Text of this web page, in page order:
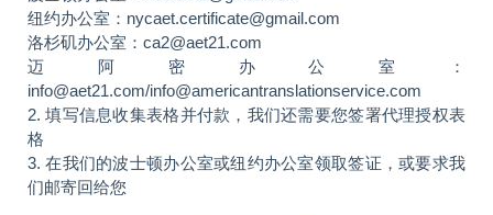
纽约办公室：nycaet.certificate@gmail.com
洛杉矶办公室：ca2@aet21.com
迈阿密办公室：
info@aet21.com/info@americantranslationservice.com
2. 填写信息收集表格并付款，我们还需要您签署代理授权表
格
3. 在我们的波士顿办公室或纽约办公室领取签证，或要求我
们邮寄回给您